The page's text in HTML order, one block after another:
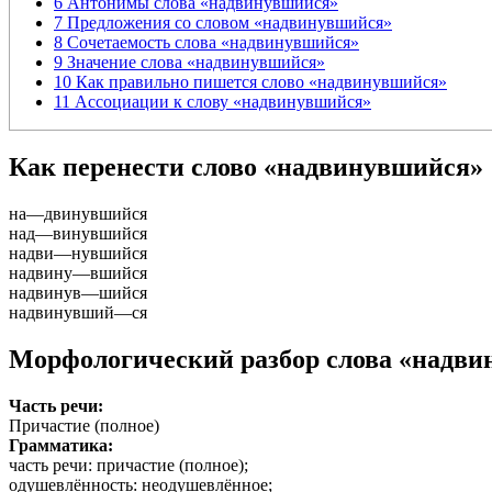
7 Предложения со словом «надвинувшийся»
8 Сочетаемость слова «надвинувшийся»
9 Значение слова «надвинувшийся»
10 Как правильно пишется слово «надвинувшийся»
11 Ассоциации к слову «надвинувшийся»
Как перенести слово «надвинувшийся»
на—двинувшийся
над—винувшийся
надви—нувшийся
надвину—вшийся
надвинув—шийся
надвинувший—ся
Морфологический разбор слова
Часть речи:
Причастие (полное)
Грамматика:
часть речи: причастие (полное);
одушевлённость: неодушевлённое;